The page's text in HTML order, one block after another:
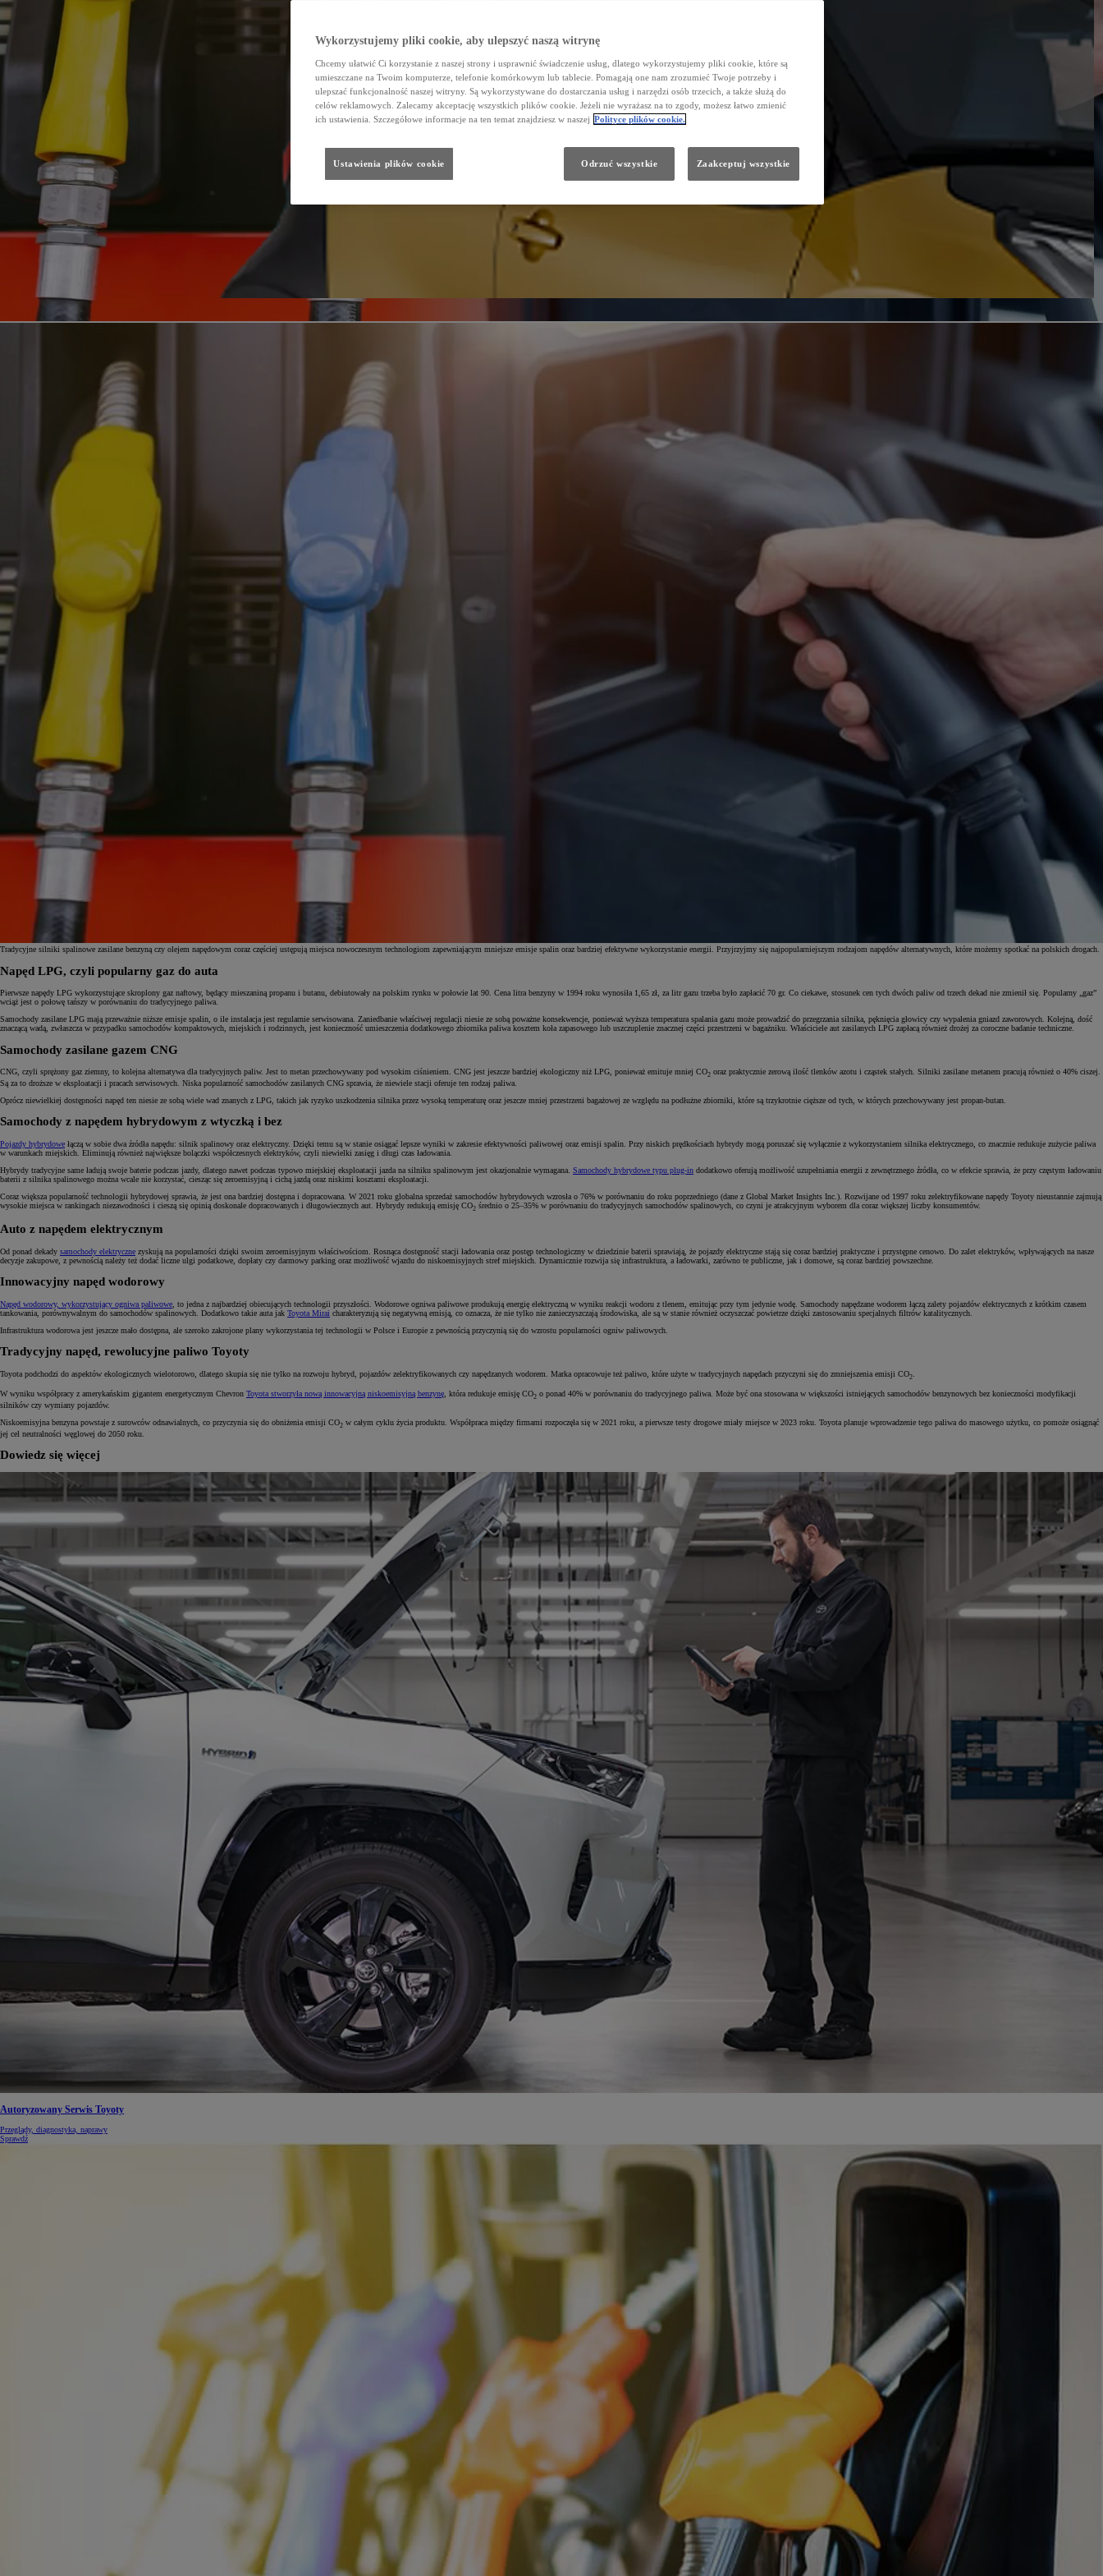
Od81 900 zł
Yaris Cross
HYBRID
Tradycyjne silniki spalinowe zasilane benzyną czy olejem napędowym coraz częściej ustępują miejsca nowoczesnym technologiom zapewniającym mniejsze emisje spalin oraz bardziej efektywne wykorzystanie energii. Przyjrzyjmy się najpopularniejszym rodzajom napędów alternatywnych, które możemy spotkać na polskich drogach.
Napęd LPG, czyli popularny gaz do auta
Pierwsze napędy LPG wykorzystujące skroplony gaz naftowy, będący mieszaniną propanu i butanu, debiutowały na polskim rynku w połowie lat 90. Cena litra benzyny w 1994 roku wynosiła 1,65 zł, za litr gazu trzeba było zapłacić 70 gr. Co ciekawe, stosunek cen tych dwóch paliw od trzech dekad nie zmienił się. Popularny „gaz”
wciąż jest o połowę tańszy w porównaniu do tradycyjnego paliwa.
Samochody zasilane LPG mają przeważnie niższe emisje spalin, o ile instalacja jest regularnie serwisowana. Zaniedbanie właściwej regulacji niesie ze sobą poważne konsekwencje, ponieważ wyższa temperatura spalania gazu może prowadzić do przegrzania silnika, pęknięcia głowicy czy wypalenia gniazd zaworowych. Kolejną, dość
znaczącą wadą, zwłaszcza w przypadku samochodów kompaktowych, miejskich i rodzinnych, jest konieczność umieszczenia dodatkowego zbiornika paliwa kosztem koła zapasowego lub uszczuplenie znacznej części przestrzeni w bagażniku. Właściciele aut zasilanych LPG zapłacą również drożej za coroczne badanie techniczne.
Samochody zasilane gazem CNG
CNG, czyli sprężony gaz ziemny, to kolejna alternatywa dla tradycyjnych paliw. Jest to metan przechowywany pod wysokim ciśnieniem. CNG jest jeszcze bardziej ekologiczny niż LPG, ponieważ emituje mniej CO2 oraz praktycznie zerową ilość tlenków azotu i cząstek stałych. Silniki zasilane metanem pracują również o 40% ciszej.
Są za to droższe w eksploatacji i pracach serwisowych. Niska popularność samochodów zasilanych CNG sprawia, że niewiele stacji oferuje ten rodzaj paliwa.
Oprócz niewielkiej dostępności napęd ten niesie ze sobą wiele wad znanych z LPG, takich jak ryzyko uszkodzenia silnika przez wysoką temperaturę oraz jeszcze mniej przestrzeni bagażowej ze względu na podłużne zbiorniki, które są trzykrotnie cięższe od tych, w których przechowywany jest propan-butan.
Samochody z napędem hybrydowym z wtyczką i bez
Pojazdy hybrydowe łączą w sobie dwa źródła napędu: silnik spalinowy oraz elektryczny. Dzięki temu są w stanie osiągać lepsze wyniki w zakresie efektywności paliwowej oraz emisji spalin. Przy niskich prędkościach hybrydy mogą poruszać się wyłącznie z wykorzystaniem silnika elektrycznego, co znacznie redukuje zużycie paliwa
w warunkach miejskich. Eliminują również największe bolączki współczesnych elektryków, czyli niewielki zasięg i długi czas ładowania.
Hybrydy tradycyjne same ładują swoje baterie podczas jazdy, dlatego nawet podczas typowo miejskiej eksploatacji jazda na silniku spalinowym jest okazjonalnie wymagana. Samochody hybrydowe typu plug-in dodatkowo oferują możliwość uzupełniania energii z zewnętrznego źródła, co w efekcie sprawia, że przy częstym ładowaniu
baterii z silnika spalinowego można wcale nie korzystać, ciesząc się zeroemisyjną i cichą jazdą oraz niskimi kosztami eksploatacji.
Coraz większa popularność technologii hybrydowej sprawia, że jest ona bardziej dostępna i dopracowana. W 2021 roku globalna sprzedaż samochodów hybrydowych wzrosła o 76% w porównaniu do roku poprzedniego (dane z Global Market Insights Inc.). Rozwijane od 1997 roku zelektryfikowane napędy Toyoty nieustannie zajmują
wysokie miejsca w rankingach niezawodności i cieszą się opinią doskonale dopracowanych i długowiecznych aut. Hybrydy redukują emisję CO2 średnio o 25–35% w porównaniu do tradycyjnych samochodów spalinowych, co czyni je atrakcyjnym wyborem dla coraz większej liczby konsumentów.
Auto z napędem elektrycznym
Od ponad dekady samochody elektryczne zyskują na popularności dzięki swoim zeroemisyjnym właściwościom. Rosnąca dostępność stacji ładowania oraz postęp technologiczny w dziedzinie baterii sprawiają, że pojazdy elektryczne stają się coraz bardziej praktyczne i przystępne cenowo. Do zalet elektryków, wpływających na nasze
decyzje zakupowe, z pewnością należy też dodać liczne ulgi podatkowe, dopłaty czy darmowy parking oraz możliwość wjazdu do niskoemisyjnych stref miejskich. Dynamicznie rozwija się infrastruktura, a ładowarki, zarówno te publiczne, jak i domowe, są coraz bardziej powszechne.
Innowacyjny napęd wodorowy
Napęd wodorowy, wykorzystujący ogniwa paliwowe , to jedna z najbardziej obiecujących technologii przyszłości. Wodorowe ogniwa paliwowe produkują energię elektryczną w wyniku reakcji wodoru z tlenem, emitując przy tym jedynie wodę. Samochody napędzane wodorem łączą zalety pojazdów elektrycznych z krótkim czasem
tankowania, porównywalnym do samochodów spalinowych. Dodatkowo takie auta jak Toyota Mirai charakteryzują się negatywną emisją, co oznacza, że nie tylko nie zanieczyszczają środowiska, ale są w stanie również oczyszczać powietrze dzięki zastosowaniu specjalnych filtrów katalitycznych.
Infrastruktura wodorowa jest jeszcze mało dostępna, ale szeroko zakrojone plany wykorzystania tej technologii w Polsce i Europie z pewnością przyczynią się do wzrostu popularności ogniw paliwowych.
Tradycyjny napęd, rewolucyjne paliwo Toyoty
Toyota podchodzi do aspektów ekologicznych wielotorowo, dlatego skupia się nie tylko na rozwoju hybryd, pojazdów zelektryfikowanych czy napędzanych wodorem. Marka opracowuje też paliwo, które użyte w tradycyjnych napędach przyczyni się do zmniejszenia emisji CO2
W wyniku współpracy z amerykańskim gigantem energetycznym Chevron Toyota stworzyła nową innowacyjną niskoemisyjną benzynę , która redukuje emisję CO2 o ponad 40% w porównaniu do tradycyjnego paliwa. Może być ona stosowana w większości istniejących samochodów benzynowych bez konieczności modyfikacji
silników czy wymiany pojazdów.
Niskoemisyjna benzyna powstaje z surowców odnawialnych, co przyczynia się do obniżenia emisji CO2 w całym cyklu życia produktu. Współpraca między firmami rozpoczęła się w 2021 roku, a pierwsze testy drogowe miały miejsce w 2023 roku. Toyota planuje wprowadzenie tego paliwa do masowego użytku, co pomoże osiągnąć
jej cel neutralności węglowej do 2050 roku.
Dowiedz się więcej
Autoryzowany Serwis Toyoty
Przeglądy, diagnostyka, naprawy
Sprawdź
Wykorzystujemy pliki cookie, aby ulepszyć naszą witrynę
Chcemy ułatwić Ci korzystanie z naszej strony i usprawnić świadczenie usług, dlatego wykorzystujemy pliki cookie, które są
umieszczane na Twoim komputerze, telefonie komórkowym lub tablecie. Pomagają one nam zrozumieć Twoje potrzeby i
ulepszać funkcjonalność naszej witryny. Są wykorzystywane do dostarczania usług i narzędzi osób trzecich, a także służą do
celów reklamowych. Zalecamy akceptację wszystkich plików cookie. Jeżeli nie wyrażasz na to zgody, możesz łatwo zmienić
ich ustawienia. Szczegółowe informacje na ten temat znajdziesz w naszej Polityce plików cookie.
Ustawienia plików cookie Odrzuć wszystkie Zaakceptuj wszystkie